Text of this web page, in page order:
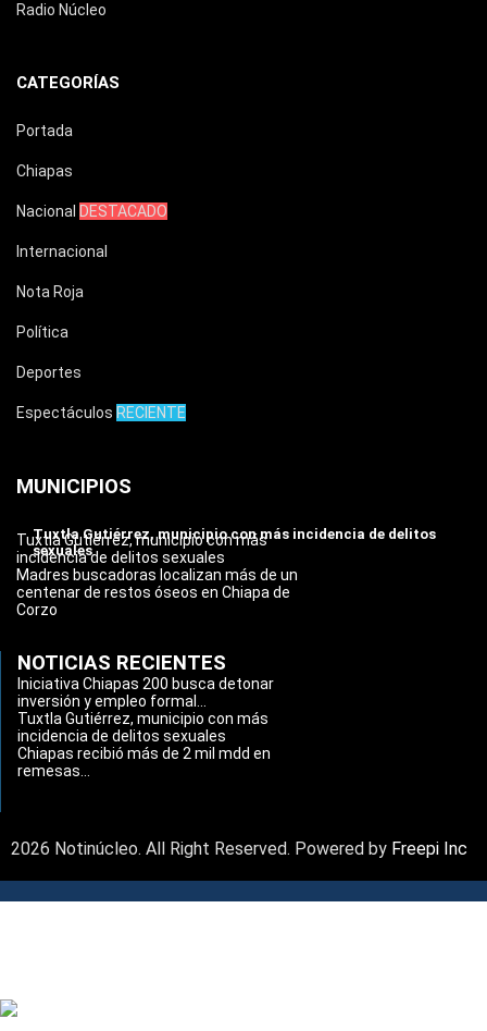
Radio Núcleo
CATEGORÍAS
Portada
Chiapas
Nacional DESTACADO
Internacional
Nota Roja
Política
Deportes
Espectáculos RECIENTE
MUNICIPIOS
Tuxtla Gutiérrez, municipio con más incidencia de delitos
sexuales
Tuxtla Gutiérrez, municipio con más
incidencia de delitos sexuales
Madres buscadoras localizan más de un
centenar de restos óseos en Chiapa de
Corzo
NOTICIAS RECIENTES
Iniciativa Chiapas 200 busca detonar
inversión y empleo formal...
Tuxtla Gutiérrez, municipio con más
incidencia de delitos sexuales
Chiapas recibió más de 2 mil mdd en
remesas...
2026 Notinúcleo. All Right Reserved. Powered by Freepi Inc